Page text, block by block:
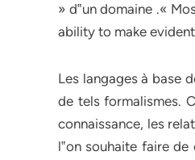
» d‟un domaine .«
ability to make
Les langages à base
de tels formalismes.
connaissance, les
l‟on souhaite faire